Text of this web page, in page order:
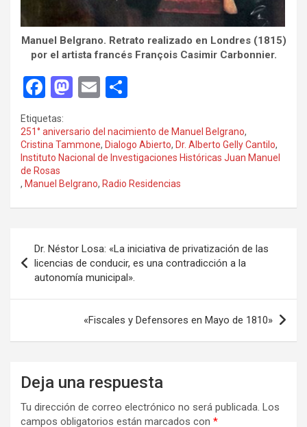
Manuel Belgrano. Retrato realizado en Londres (1815)
por el artista francés François Casimir Carbonnier.
F
a
ce
b
o
M
st
o
d
o
E
ail m
p
ar
Etiquetas:
251° aniversario del nacimiento de Manuel Belgrano,
Cristina Tammone, Dialogo Abierto, Dr. Alberto Gelly Cantilo,
Instituto Nacional de Investigaciones Históricas Juan Manuel
de Rosas
, Manuel Belgrano, Radio Residencias
de
entradas
Dr. Néstor Losa: «La iniciativa de privatización de las
licencias de conducir, es una contradicción a la
autonomía municipal».
«Fiscales y Defensores en Mayo de 1810»
Deja una respuesta
Tu dirección de correo electrónico no será publicada. Los
campos obligatorios están marcados con *